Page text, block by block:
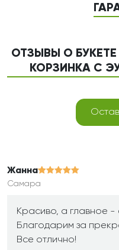
ОТЗЫВЫ О
КОРЗИНКА С
Жанна
Самара
Красиво, а главное -
Благодарим за
Все отлично!